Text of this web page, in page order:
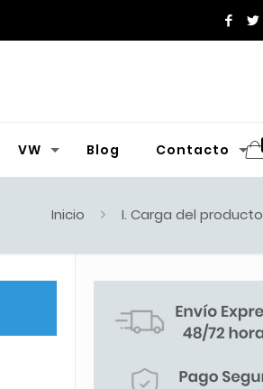
VW Blog Contacto
Inicio I. Carga del producto